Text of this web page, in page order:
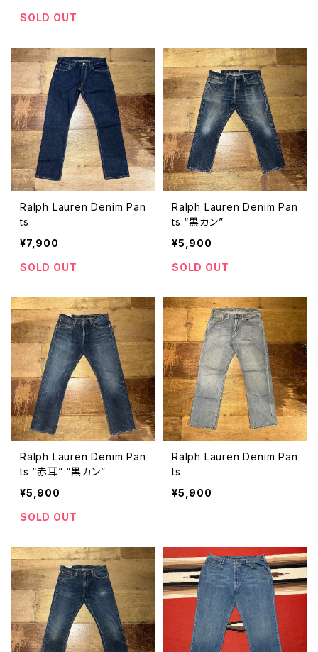
SOLD OUT
Ralph Lauren Denim Pan
ts
¥7,900
SOLD OUT
Ralph Lauren Denim Pan
ts “黒カン”
¥5,900
SOLD OUT
Ralph Lauren Denim Pan
ts “赤耳” “黒カン”
¥5,900
SOLD OUT
Ralph Lauren Denim Pan
ts
¥5,900